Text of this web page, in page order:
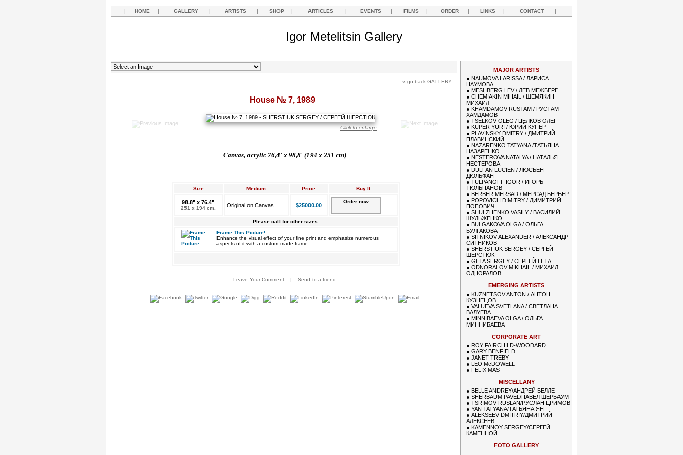
| HOME | GALLERY | ARTISTS | SHOP | ARTICLES | EVENTS | FILMS | ORDER | LINKS | CONTACT |
Igor Metelitsin Gallery
« go back GALLERY
House № 7, 1989
Click to enlarge
Canvas, acrylic 76,4' x 98,8' (194 x 251 cm)
Size Medium Price Buy It
98.8" x 76.4"
251 x 194 cm. Original on Canvas $25000.00
Order now
Please call for other sizes.
Frame This Picture!
Enhance the visual effect of your fine print and emphasize numerous
aspects of it with a custom made frame.
Leave Your Comment | Send to a friend
MAJOR ARTISTS
● NAUMOVA LARISSA / ЛАРИСА
НАУМОВА
● MESHBERG LEV / ЛЕВ МЕЖБЕРГ
● CHEMIAKIN MIHAIL / ШЕМЯКИН
МИХАИЛ
● KHAMDAMOV RUSTAM / РУСТАМ
ХАМДАМОВ
● TSELKOV OLEG / ЦЕЛКОВ ОЛЕГ
● KUPER YURI / ЮРИЙ КУПЕР
● PLAVINSKY DMITRY / ДМИТРИЙ
ПЛАВИНСКИЙ
● NAZARENKO TATYANA /ТАТЬЯНА
НАЗАРЕНКО
● NESTEROVA NATALYA / НАТАЛЬЯ
НЕСТЕРОВА
● DULFAN LUCIEN / ЛЮСЬЕН
ДЮЛЬФАН
● TULPANOFF IGOR / ИГОРЬ
ТЮЛЬПАНОВ
● BERBER MERSAD / МЕРСАД БЕРБЕР
● POPOVICH DIMITRY / ДИМИТРИЙ
ПОПОВИЧ
● SHULZHENKO VASILY / ВАСИЛИЙ
ШУЛЬЖЕНКО
● BULGAKOVA OLGA / ОЛЬГА
БУЛГАКОВА
● SITNIKOV ALEXANDER / АЛЕКСАНДР
СИТНИКОВ
● SHERSTIUK SERGEY / СЕРГЕЙ
ШЕРСТЮК
● GETA SERGEY / СЕРГЕЙ ГЕТА
● ODNORALOV MIKHAIL / МИХАИЛ
ОДНОРАЛОВ
EMERGING ARTISTS
● KUZNETSOV ANTON / АНТОН
КУЗНЕЦОВ
● VALUEVA SVETLANA / СВЕТЛАНА
ВАЛУЕВА
● MINNIBAEVA OLGA / ОЛЬГА
МИННИБАЕВА
CORPORATE ART
● ROY FAIRCHILD-WOODARD
● GARY BENFIELD
● JANET TREBY
● LEO McDOWELL
● FELIX MAS
MISCELLANY
● BELLE ANDREY/АНДРЕЙ БЕЛЛЕ
● SHERBAUM PAVEL/ПАВЕЛ ШЕРБАУМ
● TSRIMOV RUSLAN/РУСЛАН ЦРИМОВ
● YAN TATYANA/ТАТЬЯНА ЯН
● ALEKSEEV DMITRIY/ДМИТРИЙ
АЛЕКСЕЕВ
● KAMENNOY SERGEY/СЕРГЕЙ
КАМЕННОЙ
FOTO GALLERY